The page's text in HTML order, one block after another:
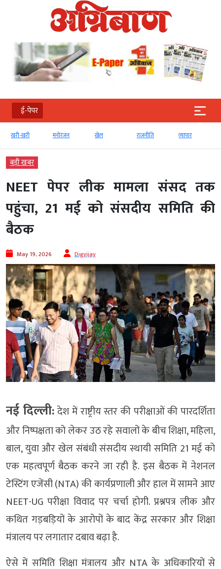
ई-पेपर
खरी-खरी मनोरंजन खेल राजनीति व्‍यापार
बड़ी खबर
NEET पेपर लीक मामला संसद तक
पहुंचा, 21 मई को संसदीय समिति की
बैठक
May 19, 2026 Digvijay
नई दिल्ली:देश में राष्ट्रीय स्तर की परीक्षाओं की पारदर्शिता
और निष्पक्षता को लेकर उठ रहे सवालों के बीच शिक्षा, महिला,
बाल, युवा और खेल संबंधी संसदीय स्थायी समिति 21 मई को
एक महत्वपूर्ण बैठक करने जा रही है. इस बैठक में नेशनल
टेस्टिंग एजेंसी (NTA) की कार्यप्रणाली और हाल में सामने आए
NEET-UG परीक्षा विवाद पर चर्चा होगी. प्रश्नपत्र लीक और
कथित गड़बड़ियों के आरोपों के बाद केंद्र सरकार और शिक्षा
मंत्रालय पर लगातार दबाव बढ़ा है.
ऐसे में समिति शिक्षा मंत्रालय और NTA के अधिकारियों से